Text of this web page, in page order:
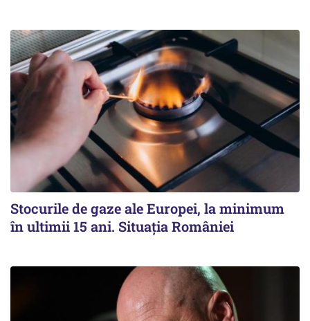
Stocurile de gaze ale Europei, la minimum
în ultimii 15 ani. Situația României